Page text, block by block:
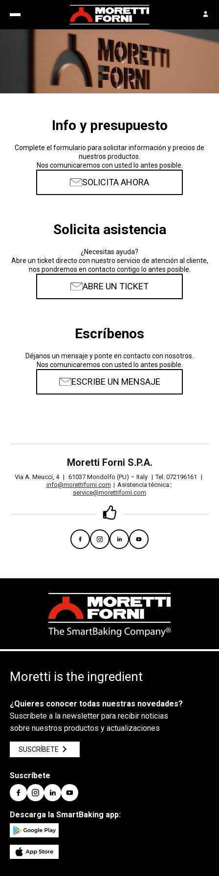
Info y presupuesto
Complete el formulario para solicitar información y precios de
nuestros productos.
Nos comunicaremos con usted lo antes posible.
SOLICITA AHORA
Solicita asistencia
¿Necesitas ayuda?
Abre un ticket directo con nuestro servicio de atención al cliente,
nos pondremos en contacto contigo lo antes posible.
ABRE UN TICKET
Escríbenos
Déjanos un mensaje y ponte en contacto con nosotros.
Nos comunicaremos con usted lo antes posible.
ESCRIBE UN MENSAJE
Moretti Forni S.P.A.
Via A. Meucci, 4 | 61037 Mondolfo (PU) – Italy | Tel. 072196161
|
info@morettiforni.com | Asistencia técnica::
service@morettiforni.com
Moretti is the ingredient
¿Quieres conocer todas nuestras novedades?
Suscríbete a la newsletter para recibir noticias
sobre nuestros productos y actualizaciones
SUSCRÍBETE
Suscríbete
Descarga la SmartBaking app: